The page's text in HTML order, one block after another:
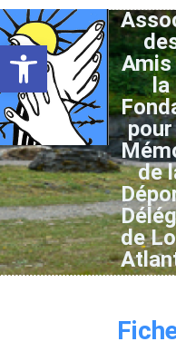
Ouvrir la barre d’outils
Amis
la
de
de